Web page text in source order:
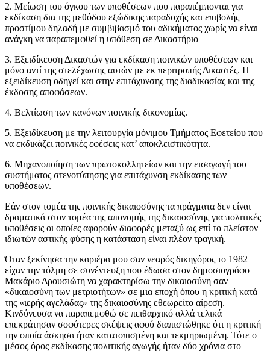
2. Μείωση του όγκου των υποθέσεων που παραπέμπονται για
εκδίκαση δια της μεθόδου εξώδικης παραδοχής και επιβολής
προστίμου δηλαδή με συμβιβασμό του αδικήματος χωρίς να είναι
ανάγκη να παραπεμφθεί η υπόθεση σε Δικαστήριο
3. Εξειδίκευση Δικαστών για εκδίκαση ποινικών υποθέσεων και
μόνο αντί της στελέχωσης αυτών με εκ περιτροπής Δικαστές. Η
εξειδίκευση οδηγεί και στην επιτάχυνσης της διαδικασίας και της
έκδοσης αποφάσεων.
4. Βελτίωση των κανόνων ποινικής δικονομίας.
5. Εξειδίκευση με την λειτουργία μόνιμου Τμήματος Εφετείου που
να εκδικάζει ποινικές εφέσεις κατ’ αποκλειστικότητα.
6. Μηχανοποίηση των πρωτοκολλητείων και την εισαγωγή του
συστήματος στενοτύπησης για επιτάχυνση εκδίκασης των
υποθέσεων.
Εάν στον τομέα της ποινικής δικαιοσύνης τα πράγματα δεν είναι
δραματικά στον τομέα της απονομής της δικαιοσύνης για πολιτικές
υποθέσεις οι οποίες αφορούν διαφορές μεταξύ ως επί το πλείστον
ιδιωτών αστικής φύσης η κατάσταση είναι πλέον τραγική.
Όταν ξεκίνησα την καριέρα μου σαν νεαρός δικηγόρος το 1982
είχαν την τόλμη σε συνέντευξη που έδωσα στον δημοσιογράφο
Μακάριο Δρουσιώτη να χαρακτηρίσω την δικαιοσύνη σαν
«δικαιοσύνη των μετριοτήτων» σε μια εποχή όπου η κριτική κατά
της «ιερής αγελάδας» της δικαιοσύνης εθεωρείτο αίρεση.
Κινδύνευσα να παραπεμφθώ σε πειθαρχικό αλλά τελικά
επεκράτησαν σοφότερες σκέψεις αφού διαπιστώθηκε ότι η κριτική
την οποία άσκησα ήταν κατατοπισμένη και τεκμηριωμένη. Τότε ο
μέσος όρος εκδίκασης πολιτικής αγωγής ήταν δύο χρόνια στο